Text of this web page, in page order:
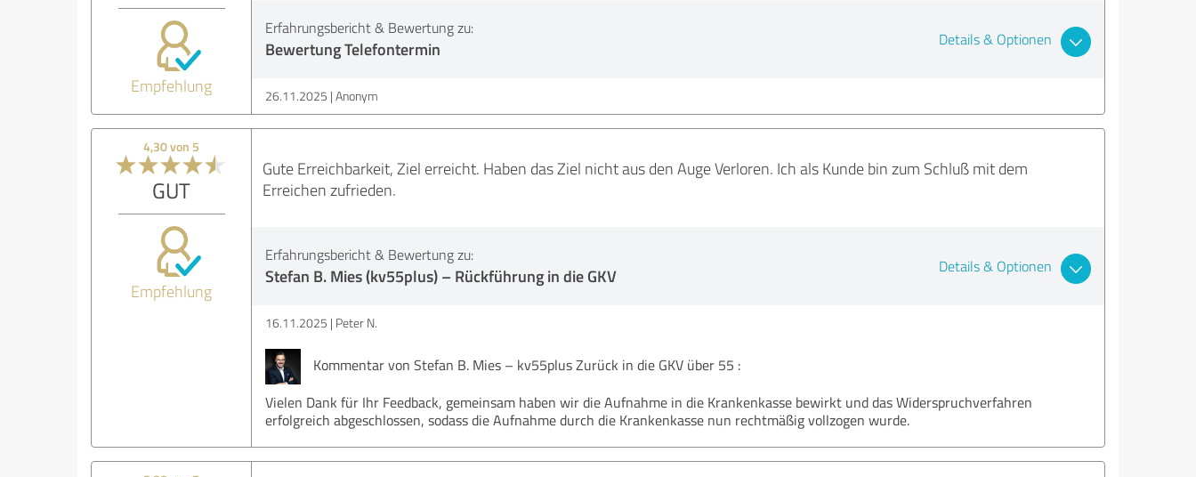
Empfehlung
Erfahrungsbericht & Bewertung zu:
Bewertung Telefontermin Details & Optionen
26.11.2025 Anonym
4,30 von 5
GUT
Empfehlung
Gute Erreichbarkeit, Ziel erreicht. Haben das Ziel nicht aus den Auge Verloren. Ich als Kunde bin zum Schluß mit dem
Erreichen zufrieden.
Erfahrungsbericht & Bewertung zu:
Stefan B. Mies (kv55plus) – Rückführung in die GKV Details & Optionen
16.11.2025 Peter N.
Kommentar von Stefan B. Mies – kv55plus Zurück in die GKV über 55 :
Vielen Dank für Ihr Feedback, gemeinsam haben wir die Aufnahme in die Krankenkasse bewirkt und das Widerspruchverfahren
erfolgreich abgeschlossen, sodass die Aufnahme durch die Krankenkasse nun rechtmäßig vollzogen wurde.